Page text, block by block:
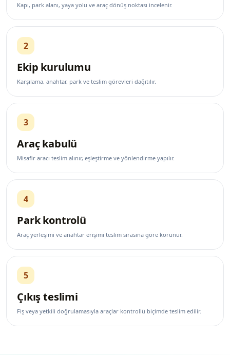
Kapı, park alanı, yaya yolu ve araç dönüş noktası incelenir.
2
Ekip kurulumu
Karşılama, anahtar, park ve teslim görevleri dağıtılır.
3
Araç kabulü
Misafir aracı teslim alınır, eşleştirme ve yönlendirme yapılır.
4
Park kontrolü
Araç yerleşimi ve anahtar erişimi teslim sırasına göre korunur.
5
Çıkış teslimi
Fiş veya yetkili doğrulamasıyla araçlar kontrollü biçimde teslim edilir.